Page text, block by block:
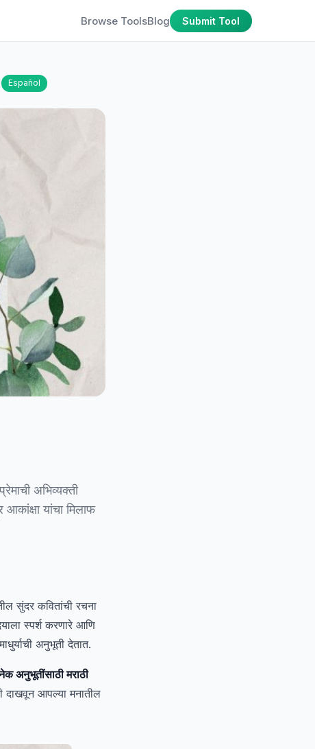
Browse ToolsBlog Submit Tool
Español
अभिव्यक्ती
यांचा मिलाफ
सुंदर कवितांची रचना
स्पर्श करणारे आणि
अनुभूती देतात.
अनुभूतींसाठी मराठी
दाखवून आपल्या मनातील